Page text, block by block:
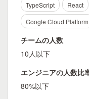
TypeScript React
Google Cloud Platform
チームの人数
10人以下
エンジニアの人数比
80%以下